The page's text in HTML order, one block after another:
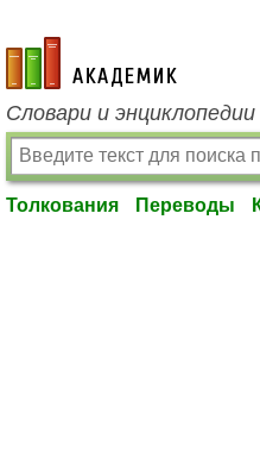
academic.ru
Словари и
Толкования Переводы